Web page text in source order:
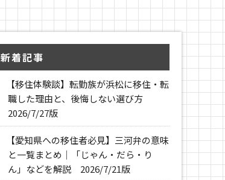
新着記事
【移住体験談】転勤族が浜松に移住・転
職した理由と、後悔しない選び方
2026/7/27版
【愛知県への移住者必見】三河弁の意味
と一覧まとめ｜「じゃん・だら・り
ん」などを解説 2026/7/21版